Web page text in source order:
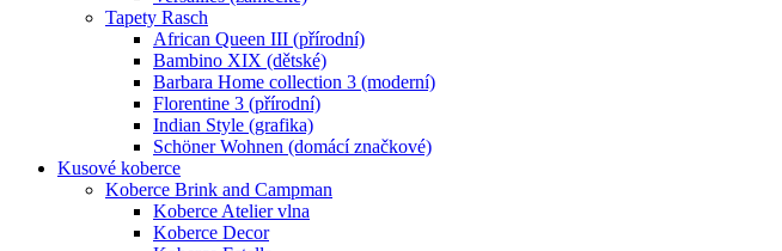
Tapety Rasch
African Queen III (přírodní)
Bambino XIX (dětské)
Barbara Home collection 3 (moderní)
Florentine 3 (přírodní)
Indian Style (grafika)
Schöner Wohnen (domácí značkové)
Kusové koberce
Koberce Brink and Campman
Koberce Atelier vlna
Koberce Decor